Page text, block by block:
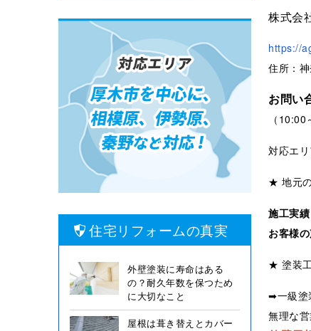
株式会
https://
住所：
お問い
（
対応エ
★ 地元
施工実績
お客様
★ 塗装
➡一級塗
無理な
住宅リフォームの真実
外壁塗装に寿命はある
の？耐久年数を保つため
に大切なこと
屋根は葺き替えとカバー